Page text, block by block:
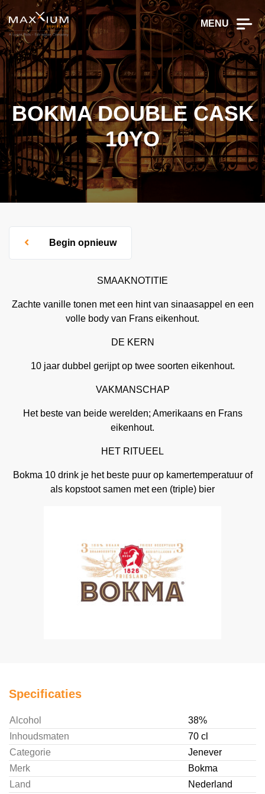
MENU
BOKMA DOUBLE CASK
10YO
Begin opnieuw
SMAAKNOTITIE
Zachte vanille tonen met een hint van sinaasappel en een
volle body van Frans eikenhout.
DE KERN
10 jaar dubbel gerijpt op twee soorten eikenhout.
VAKMANSCHAP
Het beste van beide werelden; Amerikaans en Frans
eikenhout.
HET RITUEEL
Bokma 10 drink je het beste puur op kamertemperatuur of
als kopstoot samen met een (triple) bier
Specificaties
Alcohol
38%
Inhoudsmaten
70 cl
Categorie
Jenever
Merk
Bokma
Land
Nederland